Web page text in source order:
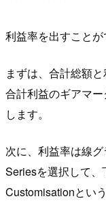
利益率を出すことが
まずは、合計総額
合計利益のギアマ
します。
次に、利益率は線
Seriesを選択して、
Customisationとい